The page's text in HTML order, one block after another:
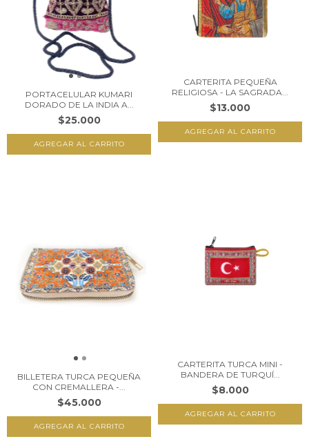
PORTACELULAR KUMARI
DORADO DE LA INDIA A...
$25.000
CARTERITA PEQUEÑA
RELIGIOSA - LA SAGRADA...
$13.000
BILLETERA TURCA PEQUEÑA
CON CREMALLERA -...
$45.000
CARTERITA TURCA MINI -
BANDERA DE TURQUÍ...
$8.000